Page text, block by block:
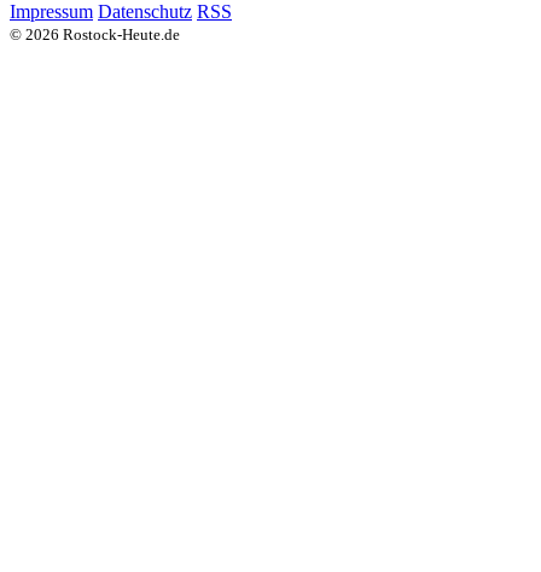
Impressum Datenschutz RSS
© 2026 Rostock-Heute.de